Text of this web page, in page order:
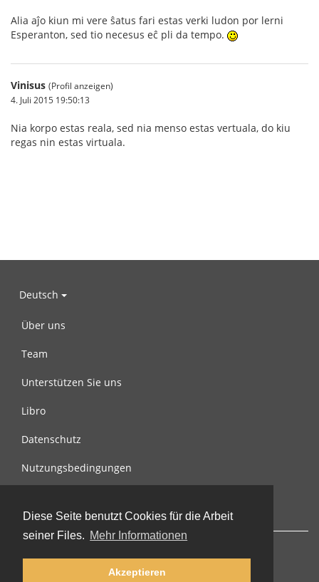
Diese Seite benutzt Cookies für die Arbeit
seiner Files. Mehr Informationen
Akzeptieren
Alia aĵo kiun mi vere ŝatus fari estas verki ludon por lerni
Esperanton, sed tio necesus eĉ pli da tempo.
Vinisus (Profil anzeigen)
4. Juli 2015 19:50:13
Nia korpo estas reala, sed nia menso estas vertuala, do kiu
regas nin estas virtuala.
Deutsch
Über uns
Team
Unterstützen Sie uns
Libro
Datenschutz
Nutzungsbedingungen